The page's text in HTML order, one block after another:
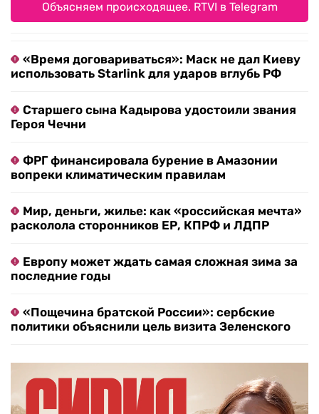
Объясняем происходящее. RTVI в Telegram
«Время договариваться»: Маск не дал Киеву
использовать Starlink для ударов вглубь РФ
Старшего сына Кадырова удостоили звания
Героя Чечни
ФРГ финансировала бурение в Амазонии
вопреки климатическим правилам
Мир, деньги, жилье: как «российская мечта»
расколола сторонников ЕР, КПРФ и ЛДПР
Европу может ждать самая сложная зима за
последние годы
«Пощечина братской России»: сербские
политики объяснили цель визита Зеленского